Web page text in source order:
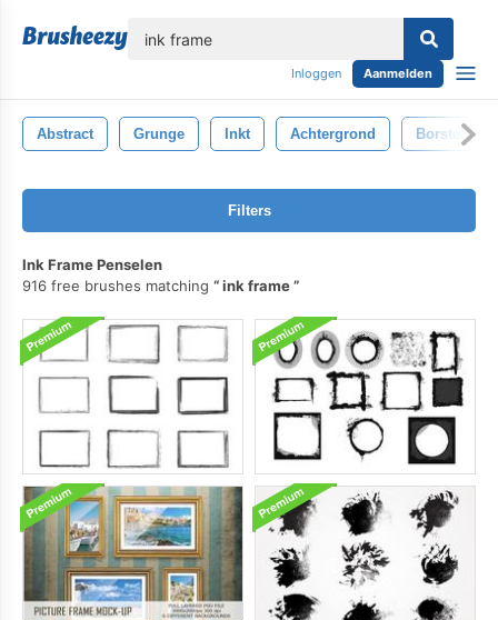
Inloggen Aanmelden
Abstract Grunge Inkt Achtergrond Borstel
Filters
Ink Frame Penselen
916 free brushes matching
ink frame